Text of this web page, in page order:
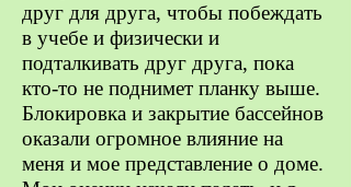
друг для друга, чтобы побеждать
в учебе и физически и
подталкивать друг друга, пока
кто-то не поднимет планку выше.
Блокировка и закрытие бассейнов
оказали огромное влияние на
меня и мое представление о доме.